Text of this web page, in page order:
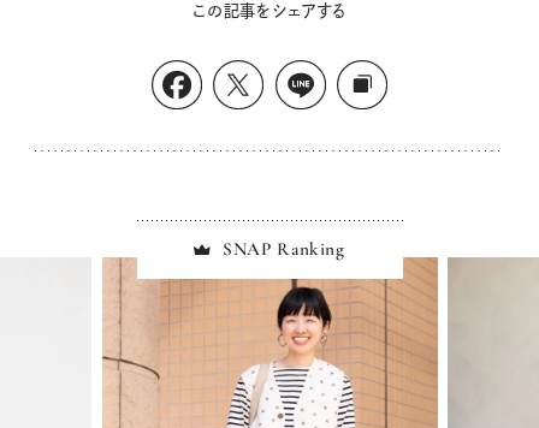
この記事をシェアする
SNAP Ranking